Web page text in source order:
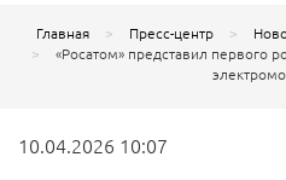
Главная Пресс-центр
«Росатом» представил первого
10.04.2026 10:07